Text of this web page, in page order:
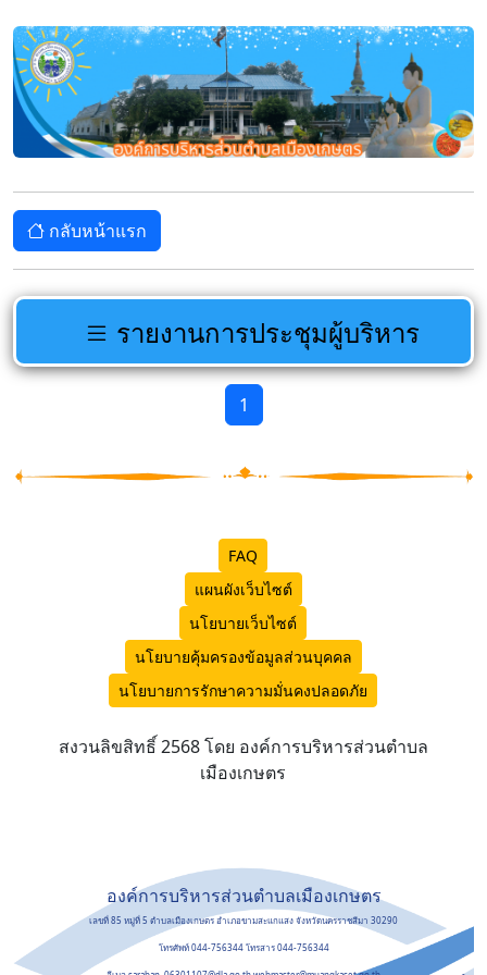
กลับหน้าแรก
รายงานการประชุมผู้บริหาร
1
FAQ
แผนผังเว็บไซต์
นโยบายเว็บไซต์
นโยบายคุ้มครองข้อมูลส่วนบุคคล
นโยบายการรักษาความมั่นคงปลอดภัย
สงวนลิขสิทธิ์ 2568 โดย องค์การบริหารส่วนตำบล
เมืองเกษตร
องค์การบริหารส่วนตำบลเมืองเกษตร
เลขที่ 85 หมู่ที่ 5 ตำบลเมืองเกษตร อำเภอขามสะแกแสง จังหวัดนครราชสีมา 30290
โทรศัพท์ 044-756344 โทรสาร 044-756344